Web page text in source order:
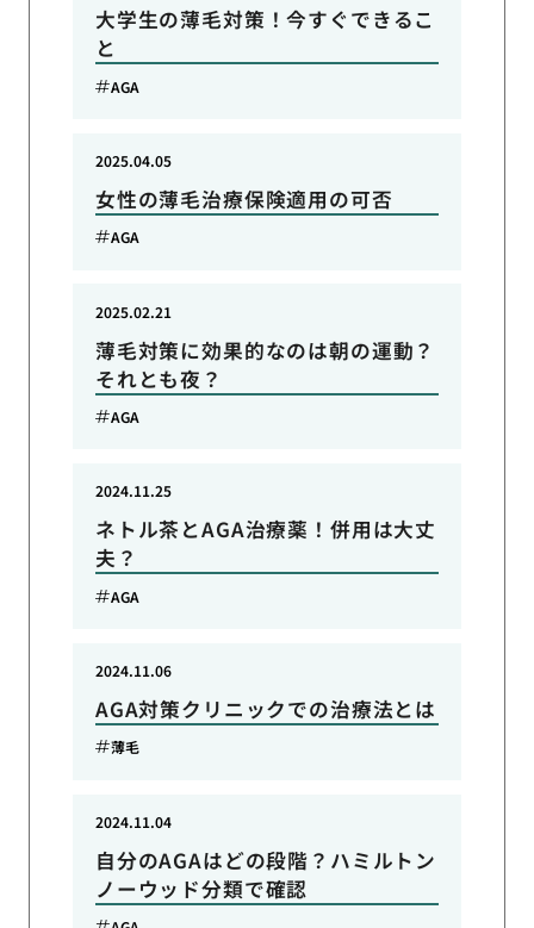
大学生の薄毛対策！今すぐできるこ
と
AGA
女性の薄毛治療保険適用の可否
2025.04.05
AGA
薄毛対策に効果的なのは朝の運動？
それとも夜？
2025.02.21
AGA
ネトル茶とAGA治療薬！併用は大丈
夫？
2024.11.25
AGA
AGA対策クリニックでの治療法とは
2024.11.06
薄毛
自分のAGAはどの段階？ハミルトン
ノーウッド分類で確認
2024.11.04